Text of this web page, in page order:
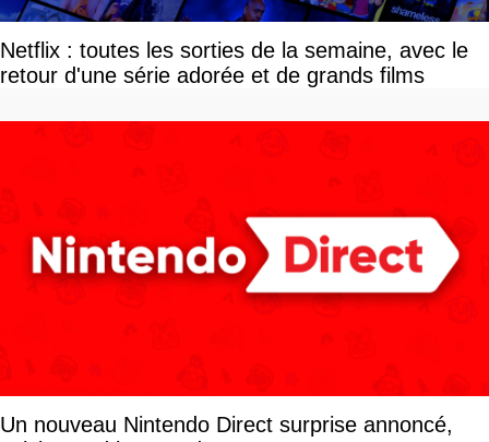
Netflix : toutes les sorties de la semaine, avec le
retour d'une série adorée et de grands films
Un nouveau Nintendo Direct surprise annoncé,